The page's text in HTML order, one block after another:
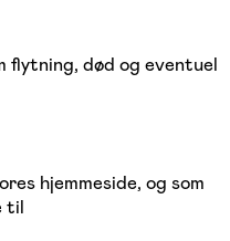
flytning, død og eventuel
hjemmeside, og som
til